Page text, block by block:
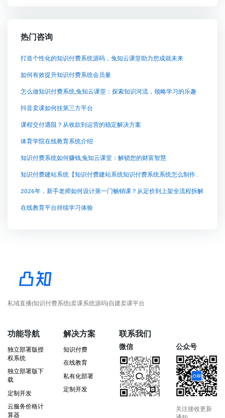
热门咨询
打造个性化的知识付费系统源码，兔知云课堂助力您成就未来
如何有效提升知识付费系统会员量
怎么做知识付费系统,兔知云课堂：探索知识河流，领略学习的乐趣
抖音卖课如何挂第三方平台
课程交付遇阻？从收款到运营的稳定解决方案
体育学院在线教育系统介绍
知识付费系统如何赚钱,兔知云课堂：解锁您的财富智慧
知识付费建站系统【知识付费建站系统知识付费系统系统怎么制作，知识付费系统搭建使用教程】
2026年，新手老师如何设计第一门畅销课？从定价到上架全流程拆解
在线教育平台持续学习体验
私域直播|知识付费系统|卖课系统源码|自建卖课平台
功能导航
独立部署版授
权系统
独立部署版下
载
定制开发
云服务价格计
算器
解决方案
知识付费
在线教育
私有化部署
定制开发
联系我们
微信 公众号
关注接收更新